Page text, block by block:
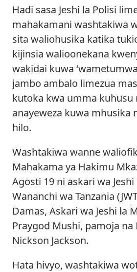
Hadi sasa Jeshi la Polisi
mahakamani washtakiwa
sita waliohusika katika
kijinsia walioonekana
wakidai kuwa
jambo ambalo limezua
kutoka kwa umma kuhusu
anayeweza kuwa mhusika
hilo.
Washtakiwa wanne
Mahakama ya Hakimu
Agosti 19 ni askari wa
Wananchi wa Tanzania
Damas, Askari wa Jeshi la
Praygod Mushi, pamoja na
Nickson Jackson.
Hata hivyo, washtakiwa